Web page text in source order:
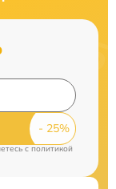
cполитикой